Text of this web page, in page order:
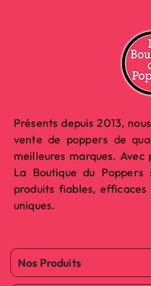
Présents depuis 2013,
vente de poppers de
meilleures marques. Avec
La Boutique du
produits fiables,
uniques.
Nos Produits